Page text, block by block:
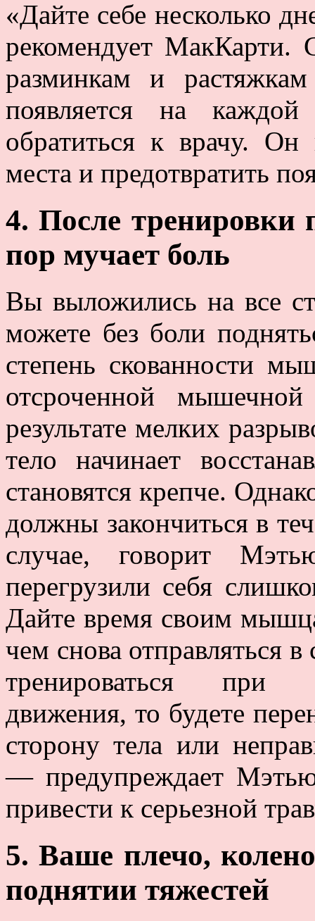
«Дайте себе несколько
рекомендует МакКарти.
разминкам и
появляется на
обратиться к врачу.
места и предотвратить
4. После тренировки
пор мучает боль
Вы выложились на все
можете без боли
степень скованности
отсроченной мышечной
результате мелких
тело начинает
становятся крепче.
должны закончиться в
случае, говорит
перегрузили себя
Дайте время своим
чем снова отправляться
тренироваться при
движения, то будете
сторону тела или
— предупреждает
привести к серьезной
5. Ваше плечо,
поднятии тяжестей